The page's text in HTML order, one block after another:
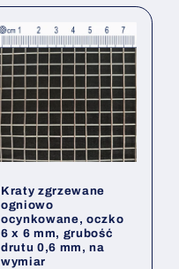
Kraty zgrzewane
ogniowo
ocynkowane, oczko
6 x 6 mm, grubość
drutu 0,6 mm, na
wymiar